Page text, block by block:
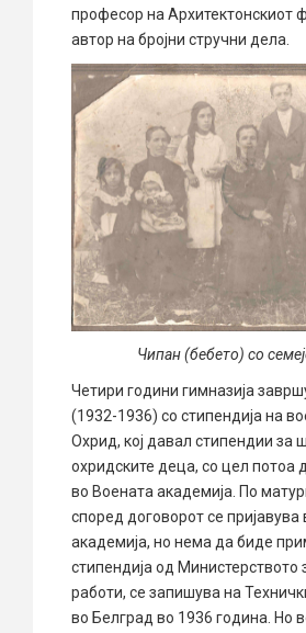
професор на Архитектонскиот
автор на бројни стручни дела.
Чипан (бебето) со
Четири години гимназија
(1932-1936) со стипендија на
Охрид, кој давал стипендии за
охридските деца, со цел потоа
во Воената академија. По
според договорот се пријавува
академија, но нема да биде
стипендија од Министерството
работи, се запишува на
во Белград во 1936 година. Но